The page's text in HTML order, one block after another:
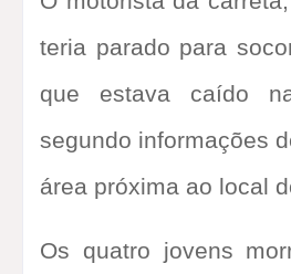
teria parado para
que estava caído
segundo informações
área próxima ao local
Os quatro jovens